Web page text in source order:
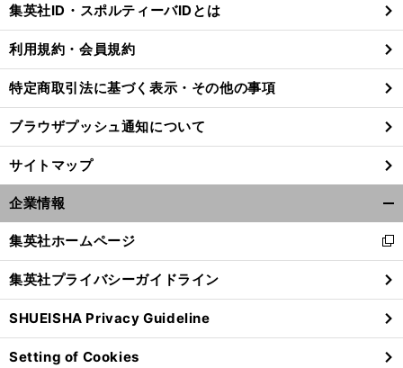
。
る
集英社ID・スポルティーバIDとは
利用規約・会員規約
特定商取引法に基づく表示・その他の事項
ブラウザプッシュ通知について
サイトマップ
企業情報
閉
る
集英社ホームページ
新
し
い
ウ
ィ
ン
ド
集英社プライバシーガイドライン
SHUEISHA Privacy Guideline
Setting of Cookies